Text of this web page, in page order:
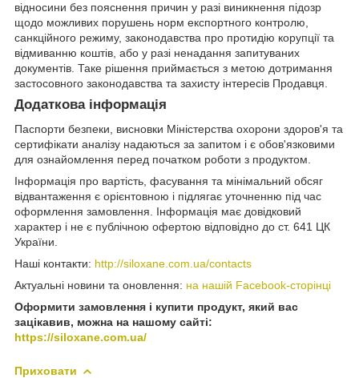
відносини без пояснення причин у разі виникнення підозр
щодо можливих порушень норм експортного контролю,
санкційного режиму, законодавства про протидію корупції та
відмиванню коштів, або у разі ненадання запитуваних
документів. Таке рішення приймається з метою дотримання
застосовного законодавства та захисту інтересів Продавця.
Додаткова інформація
Паспорти безпеки, висновки Міністерства охорони здоров'я та
сертифікати аналізу надаються за запитом і є обов'язковими
для ознайомлення перед початком роботи з продуктом.
Інформація про вартість, фасування та мінімальний обсяг
відвантаження є орієнтовною і підлягає уточненню під час
оформлення замовлення. Інформація має довідковий
характер і не є публічною офертою відповідно до ст. 641 ЦК
України.
Наші контакти: http://siloxane.com.ua/contacts
Актуальні новини та оновлення: на нашій Facebook-сторінці
Оформити замовлення і купити продукт, який вас
зацікавив, можна на нашому сайті:
https://siloxane.com.ua/
Приховати